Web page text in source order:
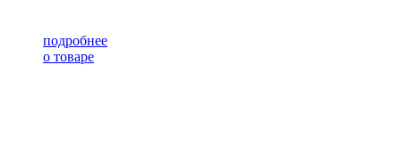
подробнее
о товаре